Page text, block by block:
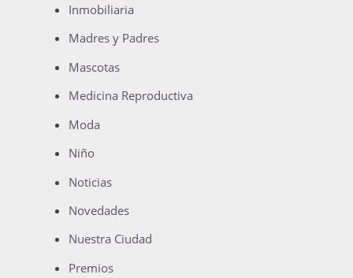
Inmobiliaria
Madres y Padres
Mascotas
Medicina Reproductiva
Moda
Niño
Noticias
Novedades
Nuestra Ciudad
Premios